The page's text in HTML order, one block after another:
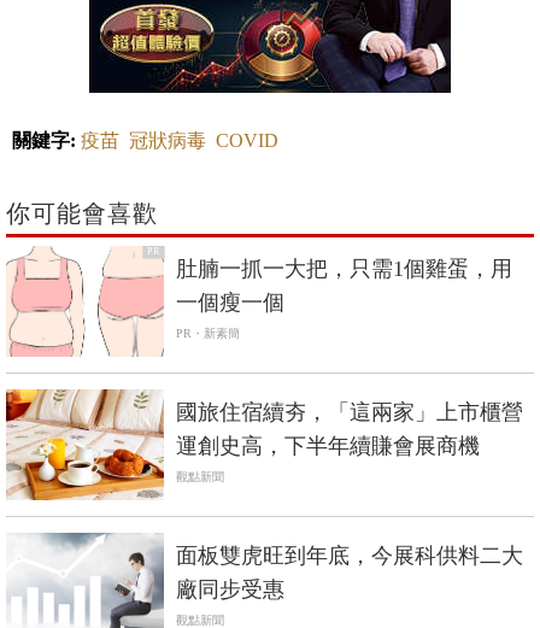
關鍵字: 疫苗 冠狀病毒 COVID
你可能會喜歡
PR
肚腩一抓一大把，只需1個雞蛋，用
一個瘦一個
PR・新素簡
國旅住宿續夯，「這兩家」上市櫃營
運創史高，下半年續賺會展商機
觀點新聞
面板雙虎旺到年底，今展科供料二大
廠同步受惠
觀點新聞